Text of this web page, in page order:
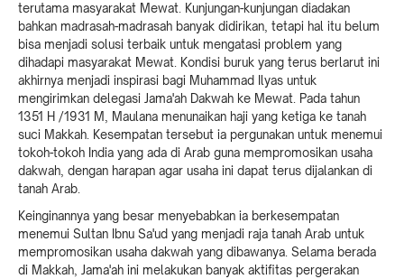
terutama masyarakat Mewat. Kunjungan-kunjungan diadakan
bahkan madrasah-madrasah banyak didirikan, tetapi hal itu belum
bisa menjadi solusi terbaik untuk mengatasi problem yang
dihadapi masyarakat Mewat. Kondisi buruk yang terus berlarut ini
akhirnya menjadi inspirasi bagi Muhammad Ilyas untuk
mengirimkan delegasi Jama'ah Dakwah ke Mewat. Pada tahun
1351 H /1931 M, Maulana menunaikan haji yang ketiga ke tanah
suci Makkah. Kesempatan tersebut ia pergunakan untuk menemui
tokoh-tokoh India yang ada di Arab guna mempromosikan usaha
dakwah, dengan harapan agar usaha ini dapat terus dijalankan di
tanah Arab.
Keinginannya yang besar menyebabkan ia berkesempatan
menemui Sultan Ibnu Sa'ud yang menjadi raja tanah Arab untuk
mempromosikan usaha dakwah yang dibawanya. Selama berada
di Makkah, Jama'ah ini melakukan banyak aktifitas pergerakan